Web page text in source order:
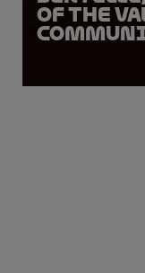
of the